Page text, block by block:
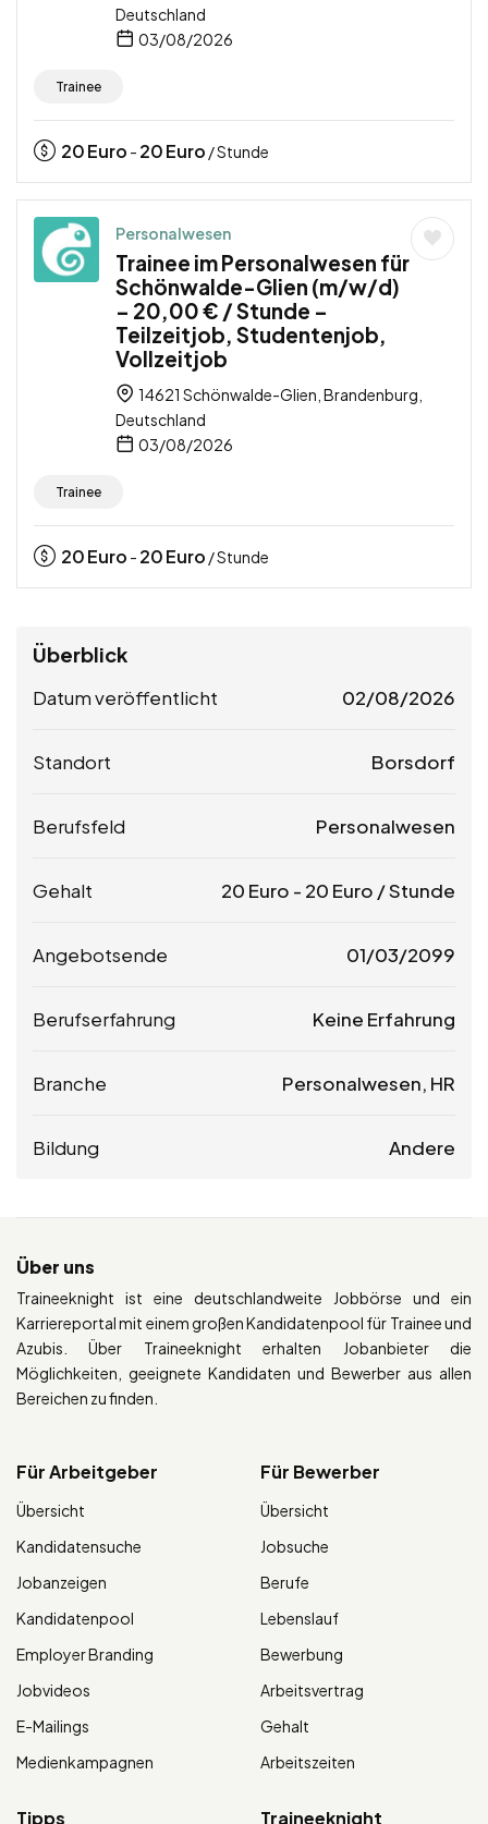
Deutschland
03/08/2026
Trainee
20Euro - 20Euro / Stunde
Personalwesen
Trainee im Personalwesen für
Schönwalde-Glien (m/w/d)
– 20,00 € / Stunde –
Teilzeitjob, Studentenjob,
Vollzeitjob
14621 Schönwalde-Glien, Brandenburg,
Deutschland
03/08/2026
Trainee
20Euro - 20Euro / Stunde
Überblick
Datum veröffentlicht 02/08/2026
Standort Borsdorf
Berufsfeld Personalwesen
Gehalt 20 Euro - 20 Euro / Stunde
Angebotsende 01/03/2099
Berufserfahrung Keine Erfahrung
Branche Personalwesen, HR
Bildung Andere
Über uns
Traineeknight ist eine deutschlandweite Jobbörse und ein
Karriereportal mit einem großen Kandidatenpool für Trainee und
Azubis. Über Traineeknight erhalten Jobanbieter die
Möglichkeiten, geeignete Kandidaten und Bewerber aus allen
Bereichen zu finden.
Für Arbeitgeber
Übersicht
Kandidatensuche
Jobanzeigen
Kandidatenpool
Employer Branding
Jobvideos
E-Mailings
Medienkampagnen
Für Bewerber
Übersicht
Jobsuche
Berufe
Lebenslauf
Bewerbung
Arbeitsvertrag
Gehalt
Arbeitszeiten
Tipps Traineeknight